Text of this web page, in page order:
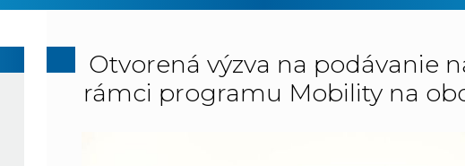
Otvorená výzva na podávanie
rámci programu Mobility na